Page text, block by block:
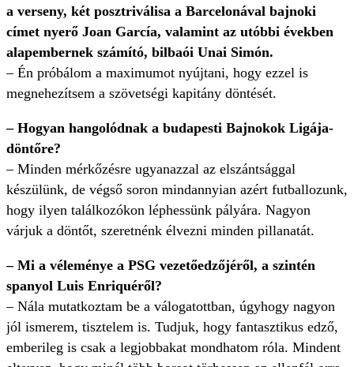
a verseny, két posztriválisa a Barcelonával bajnoki
címet nyerő Joan García, valamint az utóbbi években
alapembernek számító, bilbaói Unai Simón.
– Én próbálom a maximumot nyújtani, hogy ezzel is
megnehezítsem a szövetségi kapitány döntését.
– Hogyan hangolódnak a budapesti Bajnokok Ligája-
döntőre?
– Minden mérkőzésre ugyanazzal az elszántsággal
készülünk, de végső soron mindannyian azért futballozunk,
hogy ilyen találkozókon léphessünk pályára. Nagyon
várjuk a döntőt, szeretnénk élvezni minden pillanatát.
– Mi a véleménye a PSG vezetőedzőjéről, a szintén
spanyol Luis Enriquéről?
– Nála mutatkoztam be a válogatottban, úgyhogy nagyon
jól ismerem, tisztelem is. Tudjuk, hogy fantasztikus edző,
emberileg is csak a legjobbakat mondhatom róla. Mindent